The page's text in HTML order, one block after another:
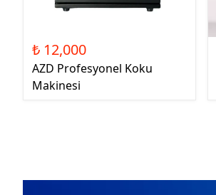
₺ 12,000
AZD Profesyonel Koku
Makinesi